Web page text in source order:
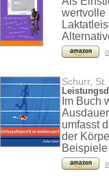
wertvolle
Schurr,
Im Buch
umfasst
der